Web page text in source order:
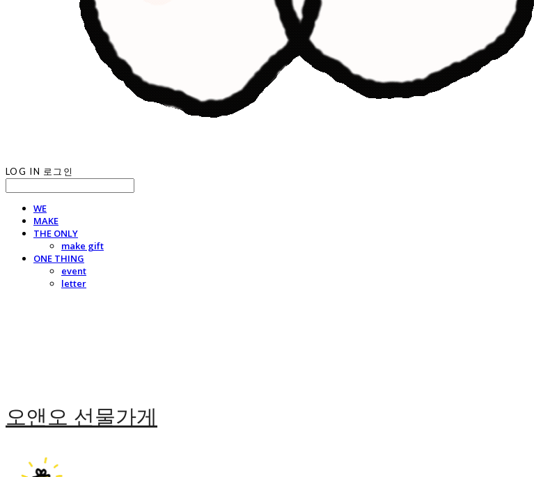
LOG IN 로그인
WE
MAKE
THE ONLY
make gift
ONE THING
event
letter
오앤오 선물가게